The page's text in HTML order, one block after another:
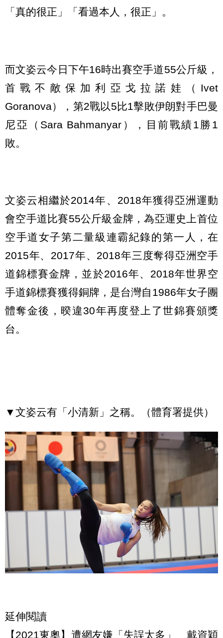
「真的很正」「看過本人，很正」。
而文姿云今日下午16時出賽空手道55公斤級，
首戰不敵保加利亞戈拉諾娃（Ivet
Goranova），第2戰以5比1擊敗伊朗對手巴曼
尼亞（Sara Bahmanyar），目前戰績1勝1
敗。
文姿云相繼於2014年、2018年獲得亞洲運動
會空手道比賽55公斤級金牌，為亞運史上首位
空手道女子第二量級連霸紀錄的第一人，在
2015年、2017年、2018年三度奪得亞洲空手
道錦標賽金牌，並於2016年、2018年世界空
手道錦標賽獲得銅牌，是台灣自1986年女子團
體奪金後，暌違30年再度登上了世錦賽頒獎
台。
▼文姿云有「小清新」之稱。（體育署提供）
延伸閱讀
【2021東奧】遭網友嫌「失誤太多」 戴資穎